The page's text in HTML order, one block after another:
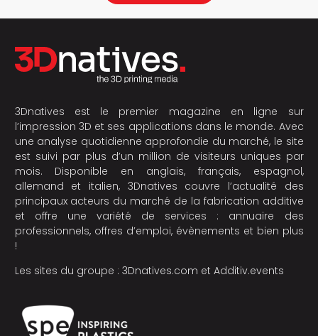
3Dnatives est le premier magazine en ligne sur
l’impression 3D et ses applications dans le monde. Avec
une analyse quotidienne approfondie du marché, le site
est suivi par plus d’un million de visiteurs uniques par
mois. Disponible en anglais, français, espagnol,
allemand et italien, 3Dnatives couvre l’actualité des
principaux acteurs du marché de la fabrication additive
et offre une variété de services : annuaire des
professionnels, offres d’emploi, évènements et bien plus
!
Les sites du groupe : 3Dnatives.com et Additiv.events